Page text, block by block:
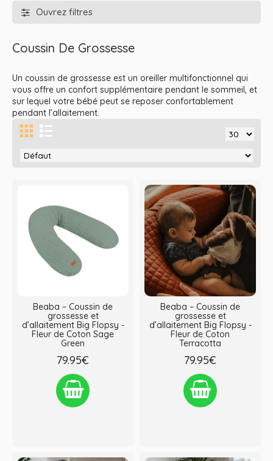
Ouvrez filtres
Coussin De Grossesse
Un coussin de grossesse est un oreiller multifonctionnel qui
vous offre un confort supplémentaire pendant le sommeil, et
sur lequel votre bébé peut se reposer confortablement
pendant l’allaitement.
Beaba – Coussin de
grossesse et
d’allaitement Big Flopsy -
Fleur de Coton Sage
Green
79.95€
Beaba – Coussin de
grossesse et
d’allaitement Big Flopsy -
Fleur de Coton
Terracotta
79.95€